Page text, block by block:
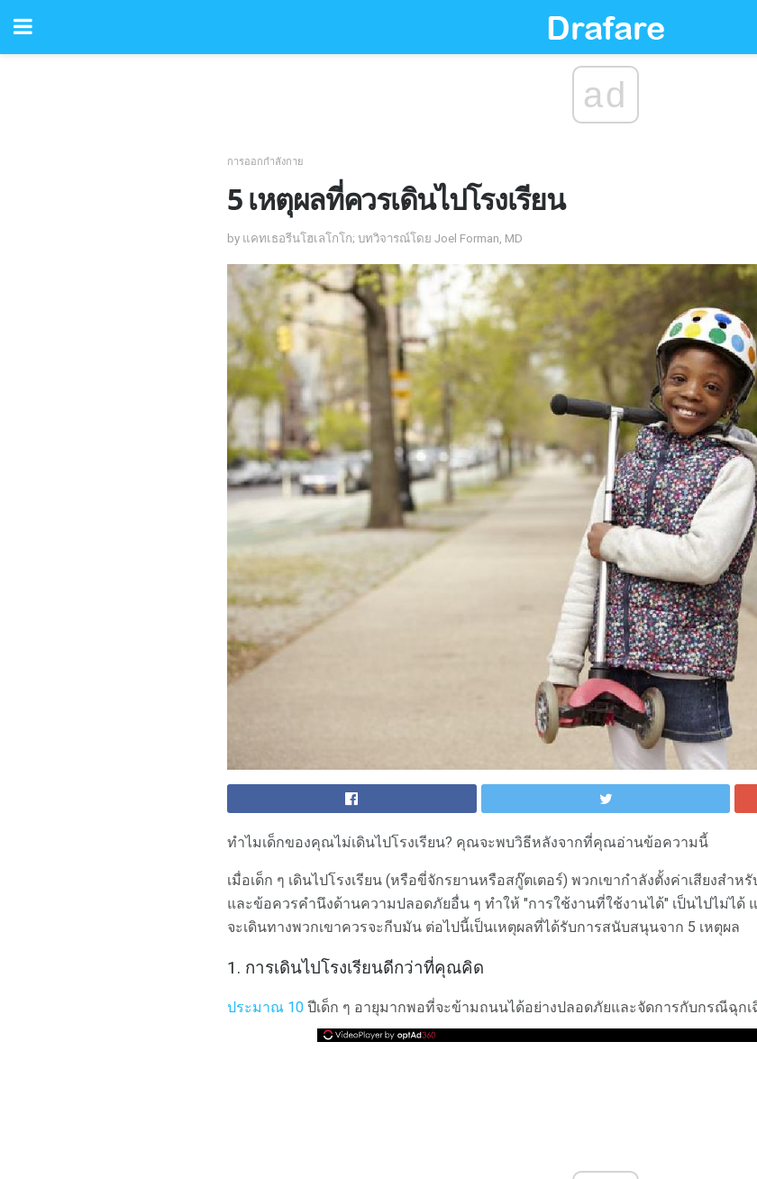
ad
การออกกำลังกาย
5 เหตุผลที่ควรเดินไปโรงเรียน
by แคทเธอรีนโฮเลโกโก; บทวิจารณ์โดย Joel Forman, MD
ทำไมเด็กของคุณไม่เดินไปโรงเรียน? คุณจะพบวิธีหลังจากที่คุณอ่านข้อความนี้
เมื่อเด็ก ๆ เดินไปโรงเรียน (หรือขี่จักรยานหรือสกู๊ตเตอร์) พวกเขากำลังตั้งค่าเสียงส
และข้อควรคำนึงด้านความปลอดภัยอื่น ๆ ทำให้ "การใช้งานที่ใช้งานได้" เป็นไปไม่ไ
จะเดินทางพวกเขาควรจะกีบมัน ต่อไปนี้เป็นเหตุผลที่ได้รับการสนับสนุนจาก 5 เหตุผล
1. การเดินไปโรงเรียนดีกว่าที่คุณคิด
ประมาณ 10 ปีเด็ก ๆ อายุมากพอที่จะข้ามถนนได้อย่างปลอดภัยและจัดการกับกรณีฉุก